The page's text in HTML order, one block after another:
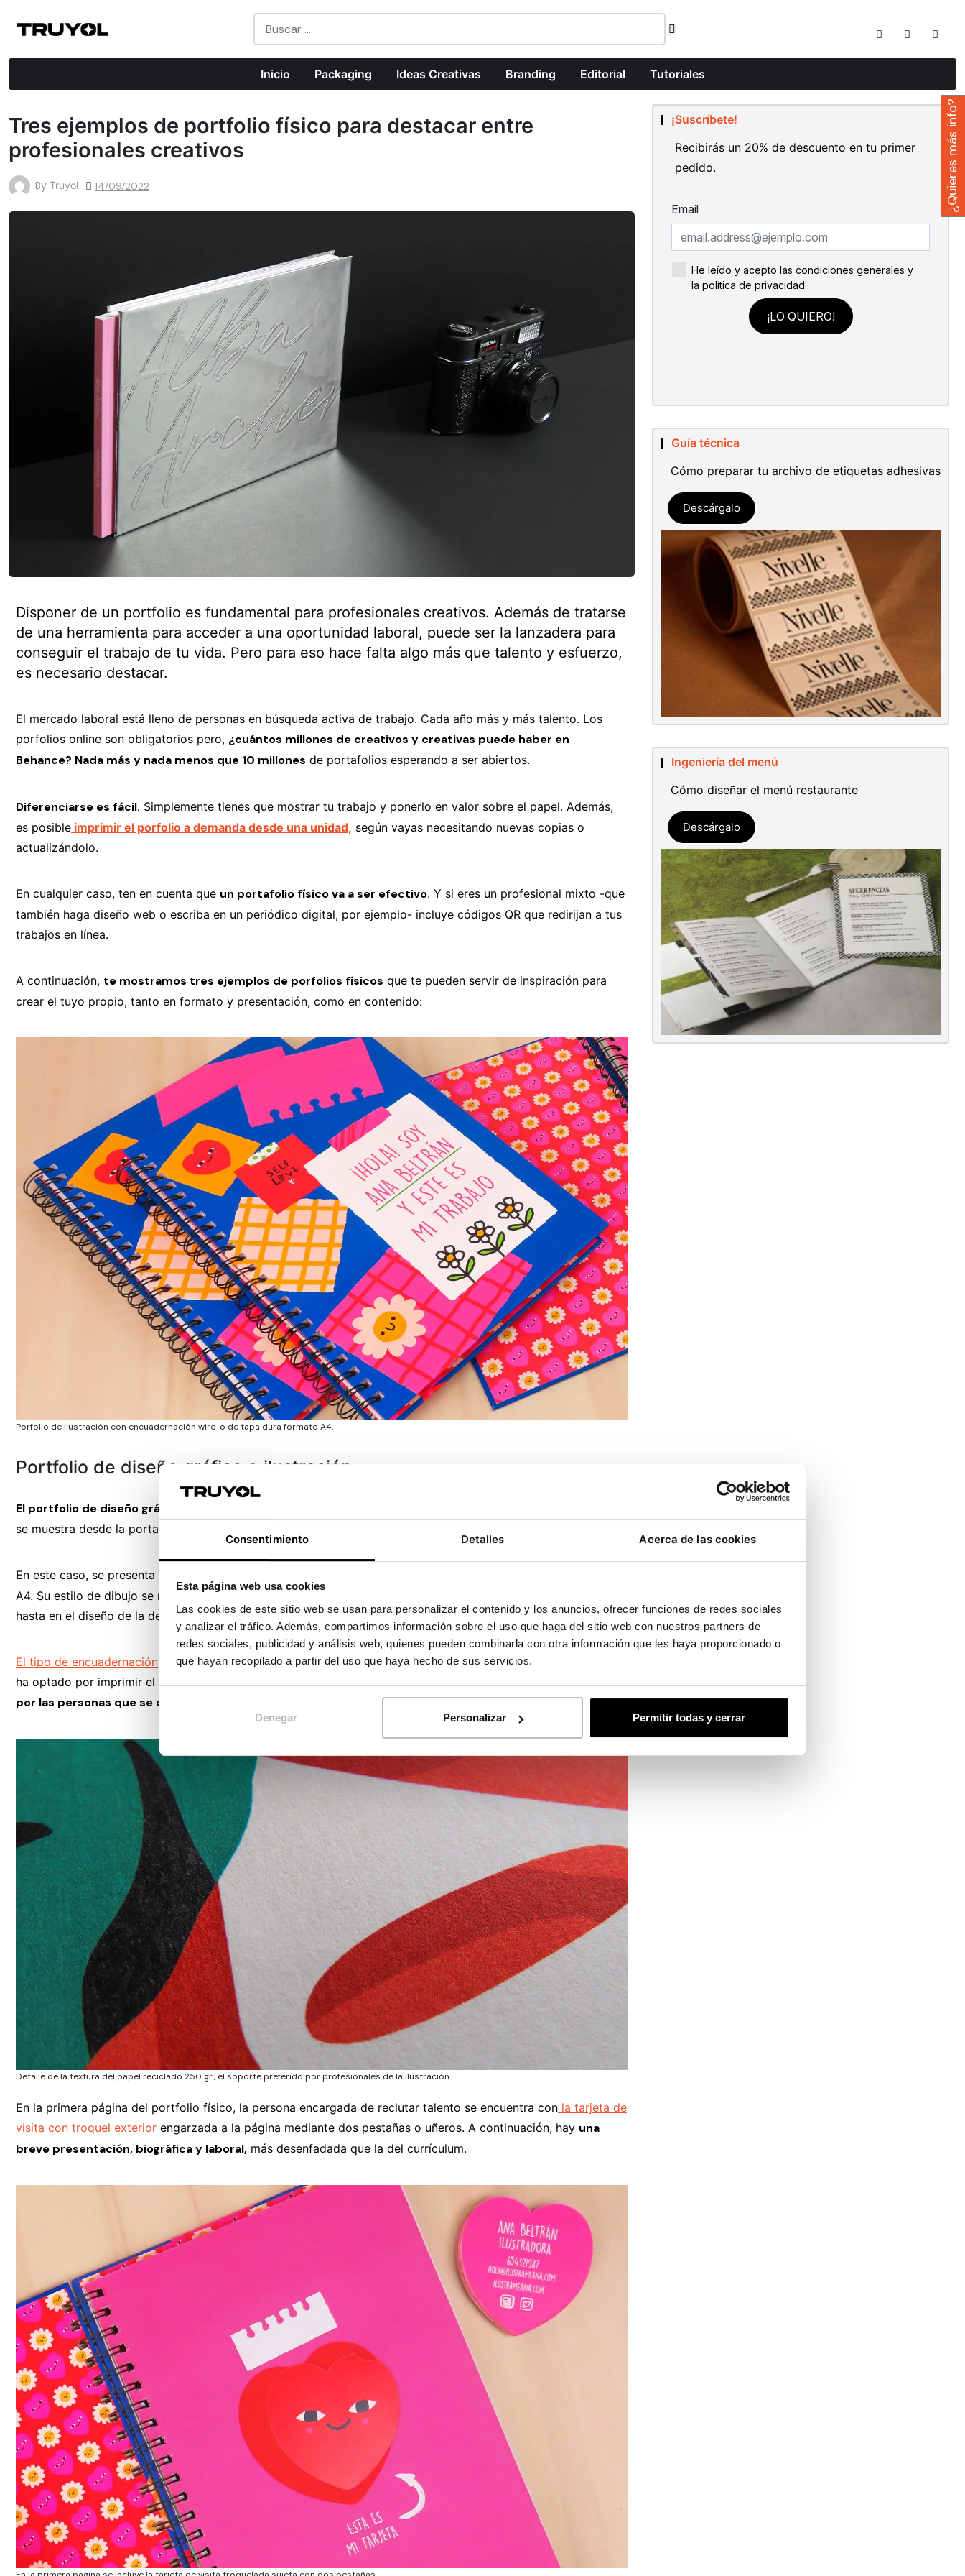
Consentimiento Detalles Acerca de las cookies
Esta página web usa cookies
Las cookies de este sitio web se usan para personalizar el contenido y los anuncios, ofrecer funciones de redes sociales
y analizar el tráfico. Además, compartimos información sobre el uso que haga del sitio web con nuestros partners de
redes sociales, publicidad y análisis web, quienes pueden combinarla con otra información que les haya proporcionado o
que hayan recopilado a partir del uso que haya hecho de sus servicios.
Denegar Personalizar Permitir todas y cerrar
Todo Lo Que Puedes Hacer Con Impresión Digital
Inicio
Packaging Ideas Creativas Branding Editorial Tutoriales
Tres ejemplos de portfolio físico para destacar entre
profesionales creativos
By Truyol 14/09/2022
Disponer de un portfolio es fundamental para profesionales creativos. Además de tratarse
de una herramienta para acceder a una oportunidad laboral, puede ser la lanzadera para
conseguir el trabajo de tu vida. Pero para eso hace falta algo más que talento y esfuerzo,
es necesario destacar.
El mercado laboral está lleno de personas en búsqueda activa de trabajo. Cada año más y más talento. Los
porfolios online son obligatorios pero, ¿cuántos millones de creativos y creativas puede haber en
Behance? Nada más y nada menos que 10 millones de portafolios esperando a ser abiertos.
Diferenciarse es fácil. Simplemente tienes que mostrar tu trabajo y ponerlo en valor sobre el papel. Además,
es posible imprimir el porfolio a demanda desde una unidad, según vayas necesitando nuevas copias o
actualizándolo.
En cualquier caso, ten en cuenta que un portafolio físico va a ser efectivo. Y si eres un profesional mixto -que
también haga diseño web o escriba en un periódico digital, por ejemplo- incluye códigos QR que redirijan a tus
trabajos en línea.
A continuación, te mostramos tres ejemplos de porfolios físicos que te pueden servir de inspiración para
crear el tuyo propio, tanto en formato y presentación, como en contenido:
Porfolio de ilustración con encuadernación wire-o de tapa dura formato A4.
Portfolio de diseño gráfico e ilustración
El portfolio de diseño gráfico
se muestra desde la portada.
En este caso, se presenta
A4. Su estilo de dibujo se refleja en cada detalle: desde la portada, pasando por las guardas del cuaderno,
hasta en el diseño de la descripción de cada trabajo.
El tipo de encuadernación, los acabados especiales, el soporte que se elija… todo habla por ti. En este caso se
ha optado por imprimir el porfolio profesional sobre papel reciclado 250 gr. Se trata del soporte preferido
por las personas que se dedican a la ilustración.
Detalle de la textura del papel reciclado 250 gr., el soporte preferido por profesionales de la ilustración.
En la primera página del portfolio físico, la persona encargada de reclutar talento se encuentra con la tarjeta de
visita con troquel exterior engarzada a la página mediante dos pestañas o uñeros. A continuación, hay una
breve presentación, biográfica y laboral, más desenfadada que la del currículum.
¡Suscríbete!
Recibirás un 20% de descuento en tu primer
pedido.
Guía técnica
Cómo preparar tu archivo de etiquetas adhesivas
Descárgalo
Ingeniería del menú
Cómo diseñar el menú restaurante
Descárgalo
¿Quieres más info?